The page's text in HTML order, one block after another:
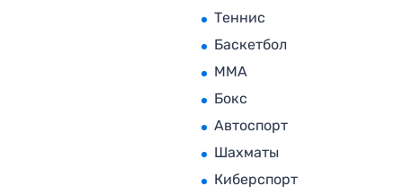
Теннис
Баскетбол
MMA
Бокс
Автоспорт
Шахматы
Киберспорт